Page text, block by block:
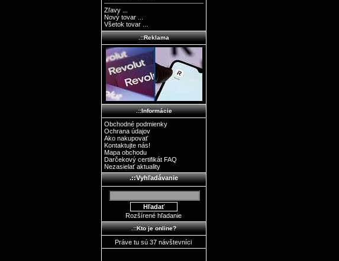
Zľavy ...
Nový tovar ...
Všetok tovar ...
.::Reklama
.::Informácie
Obchodné podmienky
Ochrana údajov
Ako nakupovať
Kontaktujte nás!
Mapa obchodu
Darčekový certifikát FAQ
Nezasielať aktuality
.::Vyhľadávanie
Rozšírené hľadanie
.::Kto je online?
Práve tu sú 37 návštevníci